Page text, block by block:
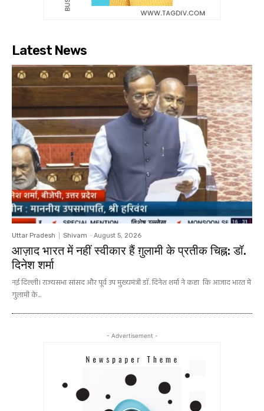
Latest News
Uttar Pradesh Shivam - August 5, 2026
आज़ाद भारत में नहीं स्वीकार हैं ग़ुलामी के प्रतीक चिह्न: डॉ.
दिनेश शर्मा
नई दिल्ली। राज्यसभा सांसद और पूर्व उप मुख्यमंत्री डॉ. दिनेश शर्मा ने कहा कि आजाद भारत में
गुलामी के...
- Advertisement -